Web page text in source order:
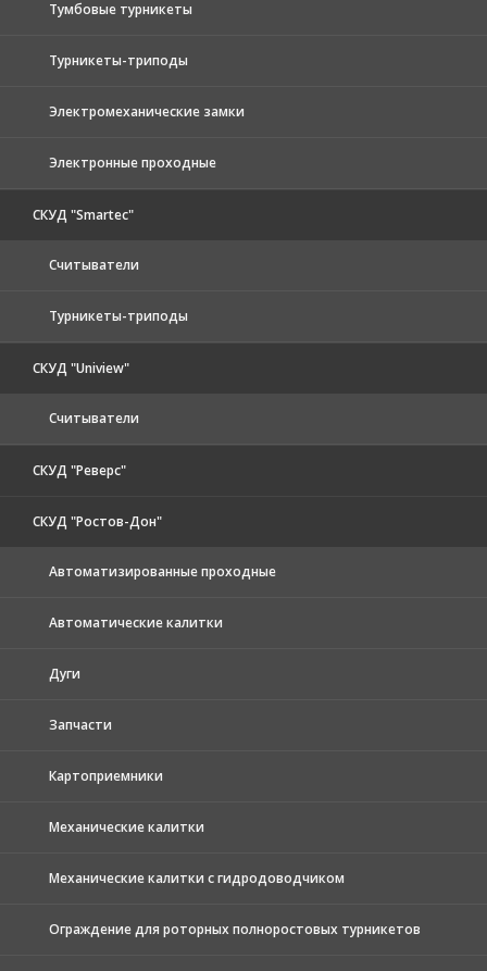
Тумбовые турникеты
Турникеты-триподы
Электромеханические замки
Электронные проходные
СКУД "Smartec"
Считыватели
Турникеты-триподы
СКУД "Uniview"
Считыватели
СКУД "Реверс"
СКУД "Ростов-Дон"
Автоматизированные проходные
Автоматические калитки
Дуги
Запчасти
Картоприемники
Механические калитки
Механические калитки с гидродоводчиком
Ограждение для роторных полноростовых турникетов